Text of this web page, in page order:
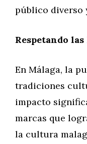
público diverso
Respetando
En Málaga, la
tradiciones
impacto
marcas que
la cultura